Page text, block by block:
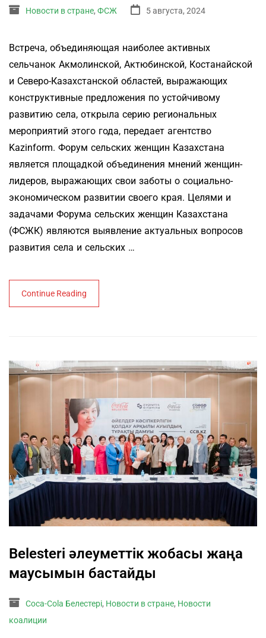
Новости в стране, ФСЖ 5 августа, 2024
Встреча, объединяющая наиболее активных
сельчанок Акмолинской, Актюбинской, Костанайской
и Северо-Казахстанской областей, выражающих
конструктивные предложения по устойчивому
развитию села, открыла серию региональных
мероприятий этого года, передает агентство
Kazinform. Форум сельских женщин Казахстана
является площадкой объединения мнений женщин-
лидеров, выражающих свои заботы о социально-
экономическом развитии своего края. Целями и
задачами Форума сельских женщин Казахстана
(ФСЖК) являются выявление актуальных вопросов
развития села и сельских …
Continue Reading
Belesteri әлеуметтік жобасы жаңа
маусымын бастайды
Coca-Cola Белестері, Новости в стране, Новости
коалиции